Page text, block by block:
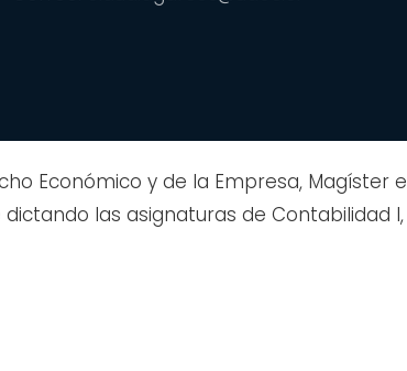
Económico y de la Empresa, Magíster
las asignaturas de Contabilidad